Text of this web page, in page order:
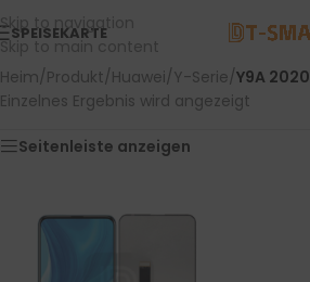
Skip to navigation
Skip to main content
SPEISEKARTE
Heim/Produkt/Huawei/Y-Serie/Y9A 2020
Einzelnes Ergebnis wird angezeigt
Seitenleiste anzeigen